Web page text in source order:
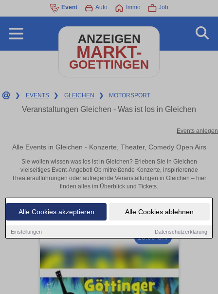
Alle Cookies akzeptieren Alle Cookies ablehnen
Einstellungen Datenschutzerklärung
Event Auto Immo Job
ANZEIGEN
MARKT-
GOETTINGEN
❯ EVENTS ❯ GLEICHEN ❯ MOTORSPORT
Veranstaltungen Gleichen - Was ist los in Gleichen
Events anlegen
Alle Events in Gleichen - Konzerte, Theater, Comedy Open Airs
Sie wollen wissen was los ist in Gleichen? Erleben Sie in Gleichen
vielseitiges Event-Angebot! Ob mitreißende Konzerte, inspirierende
Theateraufführungen oder aufregende Veranstaltungen in Gleichen – hier
finden alles im Überblick und Tickets.
18:00 Uhr